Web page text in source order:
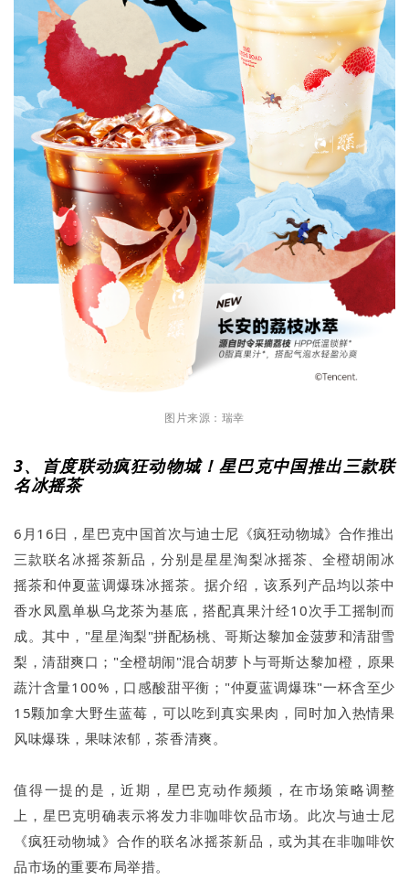
图片来源：瑞幸
3、首度联动疯狂动物城！星巴克中国推出三款联
名冰摇茶
6月16日，星巴克中国首次与迪士尼《疯狂动物城》合作推出
三款联名冰摇茶新品，分别是星星淘梨冰摇茶、全橙胡闹冰
摇茶和仲夏蓝调爆珠冰摇茶。据介绍，该系列产品均以茶中
香水凤凰单枞乌龙茶为基底，搭配真果汁经10次手工摇制而
成。其中，"星星淘梨"拼配杨桃、哥斯达黎加金菠萝和清甜雪
梨，清甜爽口；"全橙胡闹"混合胡萝卜与哥斯达黎加橙，原果
蔬汁含量100%，口感酸甜平衡；"仲夏蓝调爆珠"一杯含至少
15颗加拿大野生蓝莓，可以吃到真实果肉，同时加入热情果
风味爆珠，果味浓郁，茶香清爽。
值得一提的是，近期，星巴克动作频频，在市场策略调整
上，星巴克明确表示将发力非咖啡饮品市场。此次与迪士尼
《疯狂动物城》合作的联名冰摇茶新品，或为其在非咖啡饮
品市场的重要布局举措。